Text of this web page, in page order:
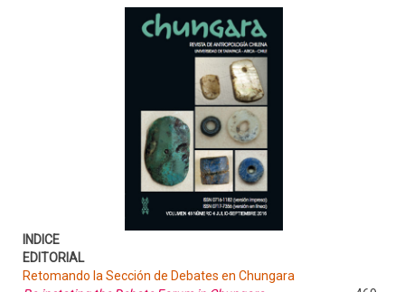
INDICE
EDITORIAL
Retomando la Sección de Debates en Chungara